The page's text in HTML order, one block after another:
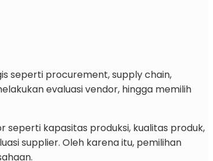
seperti procurement, supply chain,
evaluasi vendor, hingga memilih
kapasitas produksi, kualitas produk,
supplier. Oleh karena itu, pemilihan